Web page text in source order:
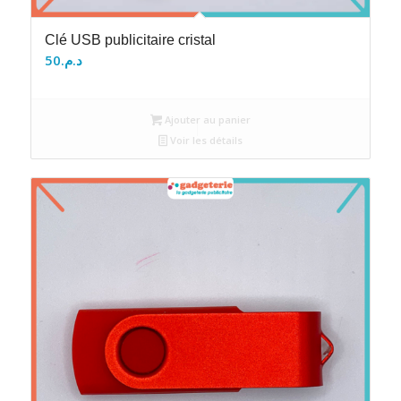
Clé USB publicitaire cristal
د.م.50
Ajouter au panier
Voir les détails